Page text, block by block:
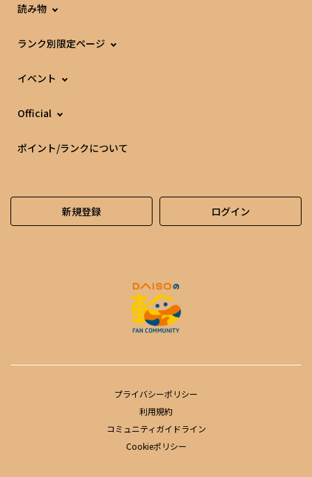
読み物
ランク別限定ページ
イベント
Official
ポイント/ランクについて
新規登録 ログイン
プライバシーポリシー
利用規約
コミュニティガイドライン
Cookieポリシー